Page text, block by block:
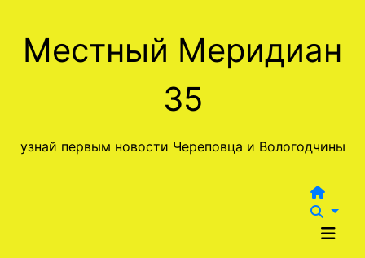
содержимому
Местный Меридиан
35
узнай первым новости Череповца и Вологодчины